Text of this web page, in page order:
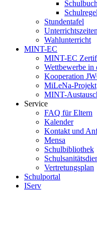
Stundentafel
Unterrichtszeiten
Wahlunterricht
MINT-EC
MINT-EC
Wettbewerbe in
Kooperation
MiLeNa-Projekt
MINT-
Service
FAQ für Eltern
Kalender
Kontakt und
Mensa
Schulbibliothek
Vertretungsplan
Schulportal
IServ